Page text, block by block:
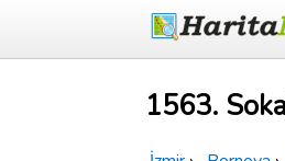
1563.